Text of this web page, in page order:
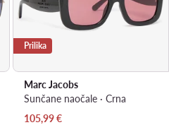
Prilika
Marc Jacobs
Sunčane naočale · Crna
Trenutna cijena
105,99€